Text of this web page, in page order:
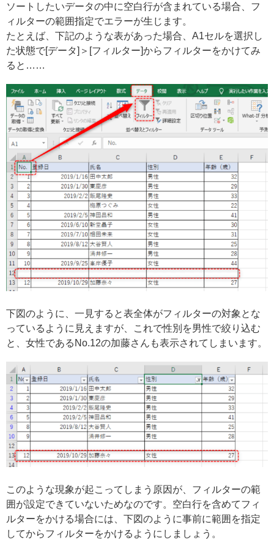
ソートしたいデータの中に空白行が含まれている場合、フ
ィルターの範囲指定でエラーが生じます。
たとえば、下記のような表があった場合、A1セルを選択し
た状態で[データ]＞[フィルター]からフィルターをかけてみ
ると……
下図のように、一見すると表全体がフィルターの対象とな
っているように見えますが、これで性別を男性で絞り込む
と、女性であるNo.12の加藤さんも表示されてしまいます。
このような現象が起こってしまう原因が、フィルターの範
囲が設定できていないためなのです。空白行を含めてフィ
ルターをかける場合には、下図のように事前に範囲を指定
してからフィルターをかけるようにしましょう。